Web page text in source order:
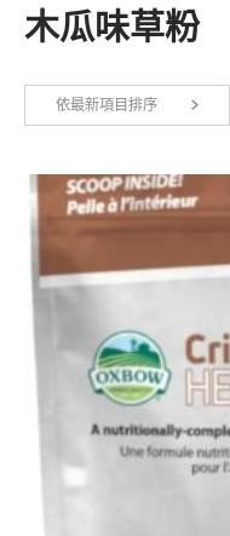
木瓜味草粉
依最新項目排序